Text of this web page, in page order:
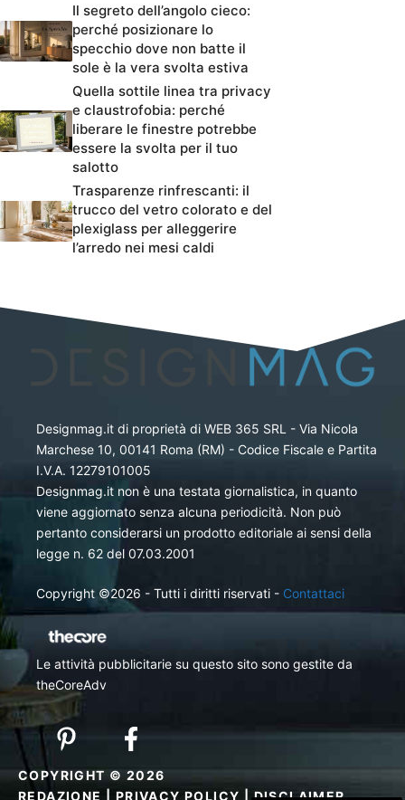
Il segreto dell’angolo cieco:
perché posizionare lo
specchio dove non batte il
sole è la vera svolta estiva
Quella sottile linea tra privacy
e claustrofobia: perché
liberare le finestre potrebbe
essere la svolta per il tuo
salotto
Trasparenze rinfrescanti: il
trucco del vetro colorato e del
plexiglass per alleggerire
l’arredo nei mesi caldi
Designmag.it di proprietà di WEB 365 SRL - Via Nicola
Marchese 10, 00141 Roma (RM) - Codice Fiscale e Partita
I.V.A. 12279101005
Designmag.it non è una testata giornalistica, in quanto
viene aggiornato senza alcuna periodicità. Non può
pertanto considerarsi un prodotto editoriale ai sensi della
legge n. 62 del 07.03.2001
Copyright ©2026 - Tutti i diritti riservati - Contattaci
Le attività pubblicitarie su questo sito sono gestite da
theCoreAdv
COPYRIGHT © 2026
REDAZIONE
PRIVACY POLICY |DISCLAIMER